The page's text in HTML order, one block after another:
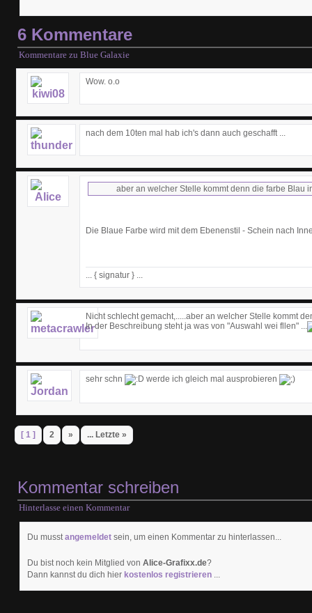
6 Kommentare
Kommentare zu Blue Galaxie
Wow. o.o
nach dem 10ten mal hab ich's dann auch geschafft ...
aber an welcher Stelle kommt denn die farbe Blau
Die Blaue Farbe wird mit dem Ebenenstil - Schein nach
... { signatur } ...
Nicht schlecht gemacht,.....aber an welcher Stelle kommt
In der Beschreibung steht ja was von "Auswahl wei fllen" ...
sehr schn werde ich gleich mal ausprobieren
[ 1 ] 2 » ... Letzte »
Kommentar schreiben
Hinterlasse einen Kommentar
Du musstangemeldet sein, um einen Kommentar zu hinterlassen...
Du bist noch kein Mitglied von Alice-Grafixx.de?
Dann kannst du dich hier kostenlos registrieren ...